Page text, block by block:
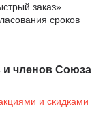
заказ».
сроков
и членов Союза
и скидками